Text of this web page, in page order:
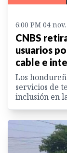
6:00 PM 04
CNBS
usuarios
cable e
Los
servicios de
inclusión en